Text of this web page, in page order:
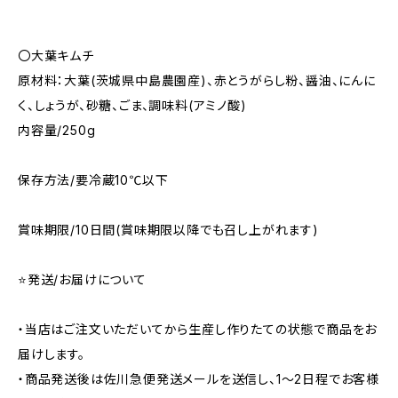
〇大葉キムチ
原材料：大葉(茨城県中島農園産)、赤とうがらし粉、醤油、にんに
く、しょうが、砂糖、ごま、調味料(アミノ酸)
内容量/250g
保存方法/要冷蔵10℃以下
賞味期限/10日間(賞味期限以降でも召し上がれます)
⭐️発送/お届けについて
・当店はご注文いただいてから生産し作りたての状態で商品をお
届けします。
・商品発送後は佐川急便発送メールを送信し、1〜2日程でお客様